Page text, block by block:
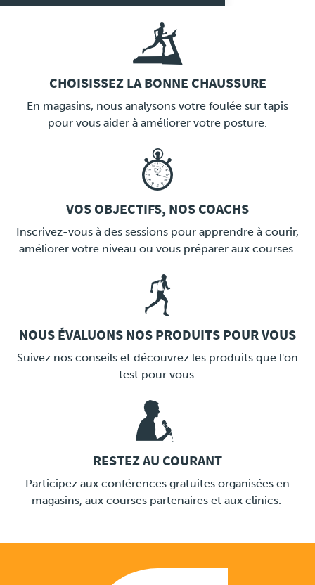
CHOISISSEZ LA BONNE CHAUSSURE
En magasins, nous analysons votre foulée sur tapis
pour vous aider à améliorer votre posture.
VOS OBJECTIFS, NOS COACHS
Inscrivez-vous à des sessions pour apprendre à courir,
améliorer votre niveau ou vous préparer aux courses.
LINK
NOUS ÉVALUONS NOS PRODUITS POUR VOUS
Suivez nos conseils et découvrez les produits que l'on
test pour vous.
RESTEZ AU COURANT
Participez aux conférences gratuites organisées en
magasins, aux courses partenaires et aux clinics.